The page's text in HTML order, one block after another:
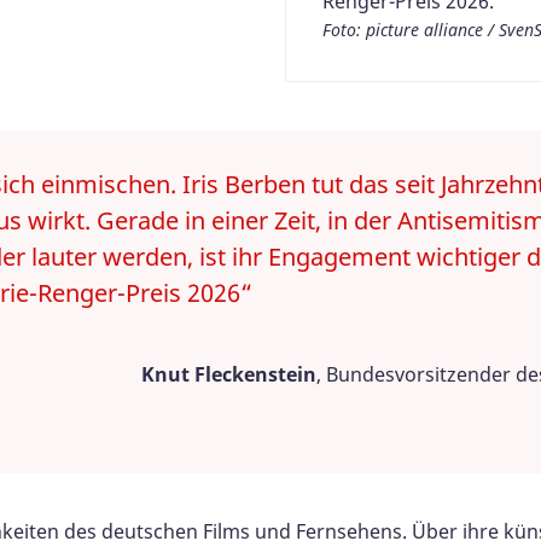
Foto: picture alliance /
einmischen. Iris Berben tut das seit
wirkt. Gerade in einer Zeit, in der
lauter werden, ist ihr Engagement wichtiger
Renger-Preis 2026“
Knut Fleckenstein, Bundesvorsitzender
des deutschen Films und Fernsehens. Über ihre